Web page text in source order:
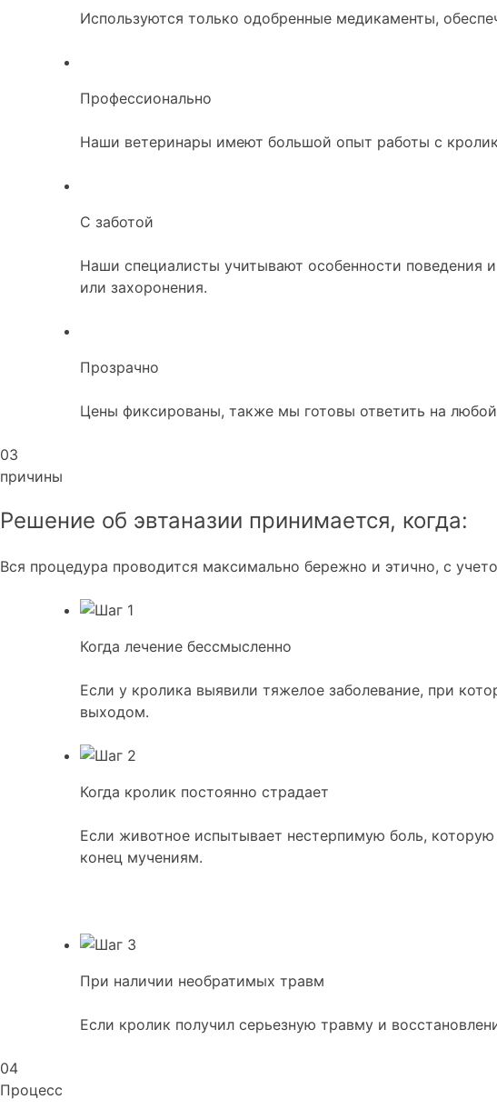
Используются только одобренные медикаменты,
Профессионально
Наши ветеринары имеют большой опыт работы с
С заботой
Наши специалисты учитывают особенности поведения
или захоронения.
Прозрачно
Цены фиксированы, также мы готовы ответить на
03
причины
Решение об эвтаназии принимается, когда:
Вся процедура проводится максимально бережно и этично, с
Когда лечение бессмысленно
Если у кролика выявили тяжелое заболевание, при
выходом.
Когда кролик постоянно страдает
Если животное испытывает нестерпимую боль,
конец мучениям.
При наличии необратимых травм
Если кролик получил серьезную травму и
04
Процесс